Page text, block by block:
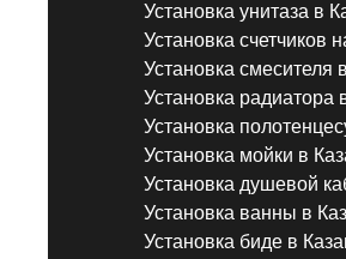
Установка унитаза в
Установка счетчиков
Установка смесителя
Установка радиатора
Установка
Установка мойки в
Установка душевой
Установка ванны в
Установка биде в